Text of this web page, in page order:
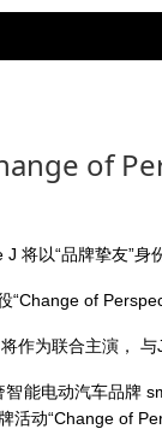
of
将以“品牌挚友”身
“Change of
作为联合主演，
智能电动汽车品牌
活动“Change of